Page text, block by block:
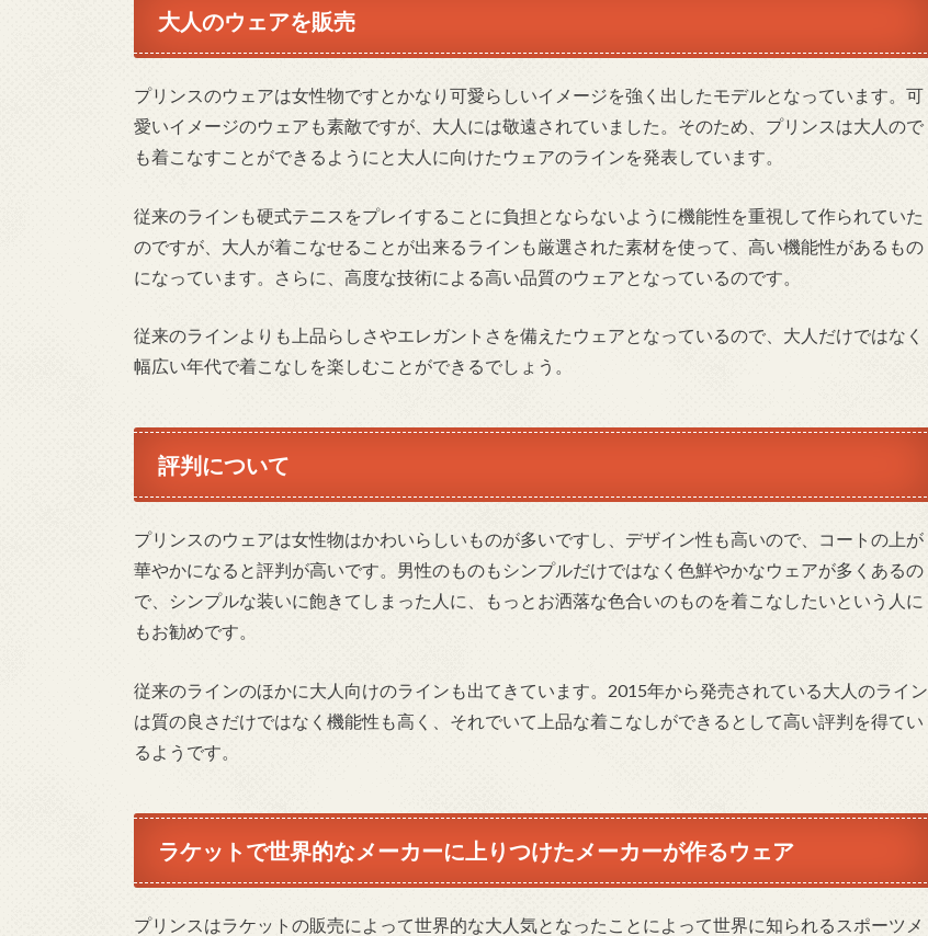
大人のウェアを販売
プリンスのウェアは女性物ですとかなり可愛らしいイメージを強く出したモデルとなっています。可
愛いイメージのウェアも素敵ですが、大人には敬遠されていました。そのため、プリンスは大人ので
も着こなすことができるようにと大人に向けたウェアのラインを発表しています。
従来のラインも硬式テニスをプレイすることに負担とならないように機能性を重視して作られていた
のですが、大人が着こなせることが出来るラインも厳選された素材を使って、高い機能性があるもの
になっています。さらに、高度な技術による高い品質のウェアとなっているのです。
従来のラインよりも上品らしさやエレガントさを備えたウェアとなっているので、大人だけではなく
幅広い年代で着こなしを楽しむことができるでしょう。
評判について
プリンスのウェアは女性物はかわいらしいものが多いですし、デザイン性も高いので、コートの上が
華やかになると評判が高いです。男性のものもシンプルだけではなく色鮮やかなウェアが多くあるの
で、シンプルな装いに飽きてしまった人に、もっとお洒落な色合いのものを着こなしたいという人に
もお勧めです。
従来のラインのほかに大人向けのラインも出てきています。2015年から発売されている大人のライン
は質の良さだけではなく機能性も高く、それでいて上品な着こなしができるとして高い評判を得てい
るようです。
ラケットで世界的なメーカーに上りつけたメーカーが作るウェア
プリンスはラケットの販売によって世界的な大人気となったことによって世界に知られるスポーツメ